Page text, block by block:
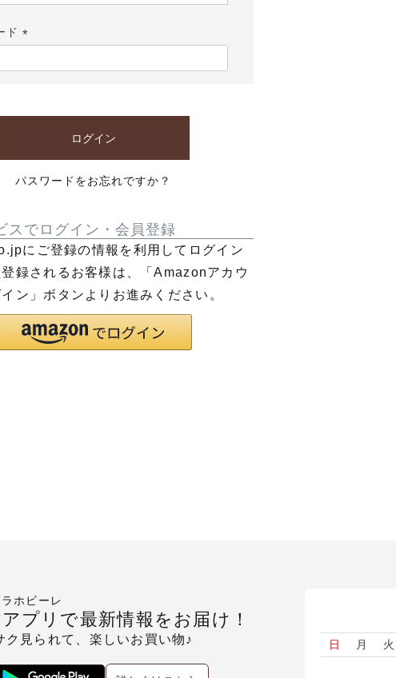
須)
ド
須)
ログイン
パスワードをお忘れですか？
スでログイン・会員登録
にご登録の情報を利用してログイン
登録されるお客様は、「Amazonアカウ
ン」ボタンよりお進みください。
日 月 火
ホビーレ
プリで最新情報をお届け！
ク見られて、楽しいお買い物♪